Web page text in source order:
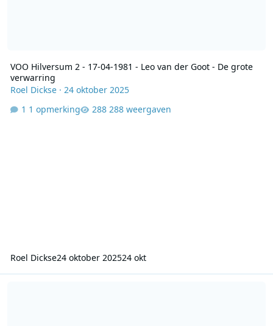
VOO Hilversum 2 - 17-04-1981 - Leo van der Goot - De grote
verwarring
Roel Dickse· 24 oktober 2025
1 opmerking
288 weergaven
Roel Dickse24 oktober 202524 okt